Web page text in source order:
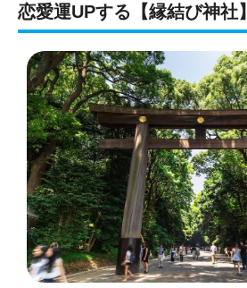
恋愛運UPする【縁結び神社】